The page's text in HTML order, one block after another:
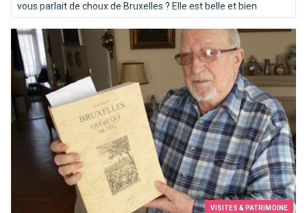
vous parlait de choux de Bruxelles ? Elle est belle et bien
révolue pour la plupart d'entre vous ! Chez Brusselslife, ces
recettes nous mettent déjà l'eau à la bouche !
VISITES & PATRIMOINE
Le Facebook bruxellois de 1812